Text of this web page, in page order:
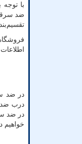
با توجه
ضد
در ضد
درب ضد
در ضد
خواهیم